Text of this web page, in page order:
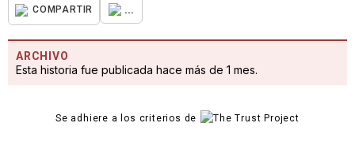
COMPARTIR ...
ARCHIVO
Esta historia fue publicada hace más de 1 mes.
Se adhiere a los criterios de